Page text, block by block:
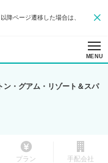
降ページ遷移した場合は、
MENU
ン・グアム・リゾート＆スパ
プラン 手配会社